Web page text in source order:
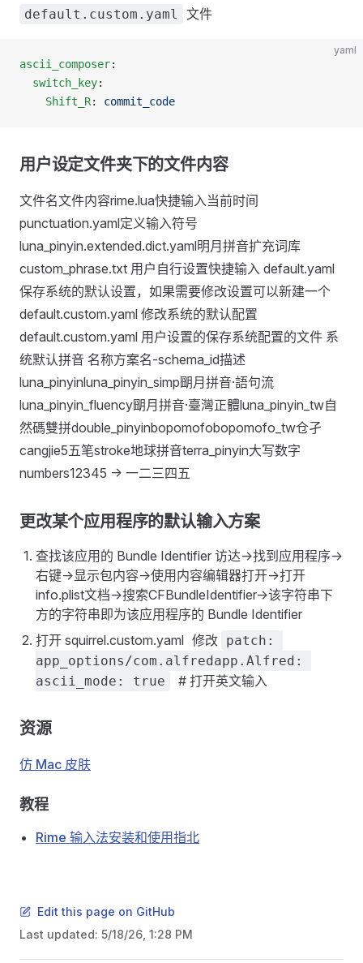
default.custom.yaml 文件
yaml
ascii_composer:
  switch_key
:
    Shift_R
: commit_code
用户设定文件夹下的文件内容
文件名文件内容rime.lua快捷输入当前时间
punctuation.yaml定义输入符号
luna_pinyin.extended.dict.yaml明月拼音扩充词库
custom_phrase.txt 用户自行设置快捷输入 default.yaml
保存系统的默认设置，如果需要修改设置可以新建一个
default.custom.yaml 修改系统的默认配置
default.custom.yaml 用户设置的保存系统配置的文件 系
统默认拼音 名称方案名-schema_id描述
luna_pinyinluna_pinyin_simp朙月拼音·語句流
luna_pinyin_fluency朙月拼音·臺灣正體luna_pinyin_tw自
然碼雙拼double_pinyinbopomofobopomofo_tw仓孑
cangjie5五笔stroke地球拼音terra_pinyin大写数字
numbers12345 -> 一二三四五
更改某个应用程序的默认输入方案
查找该应用的 Bundle Identifier 访达->找到应用程序->
右键->显示包内容->使用内容编辑器打开->打开
info.plist文档->搜索CFBundleIdentifier->该字符串下
方的字符串即为该应用程序的 Bundle Identifier
打开 squirrel.custom.yaml 修改 patch:
app_options/com.alfredapp.Alfred:
ascii_mode: true
# 打开英文输入
资源
仿 Mac 皮肤
教程
Rime 输入法安装和使用指北
Edit this page on GitHub
Last updated: 5/18/26, 1:28 PM